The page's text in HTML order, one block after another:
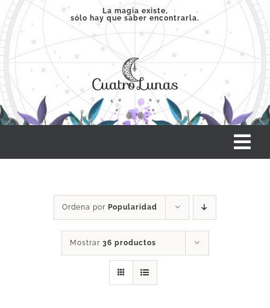
Saltar
contenido
La magia existe,
sólo hay que saber encontrarla.
SERVICIOS
Ordena por Popularidad
Mostrar 36 productos